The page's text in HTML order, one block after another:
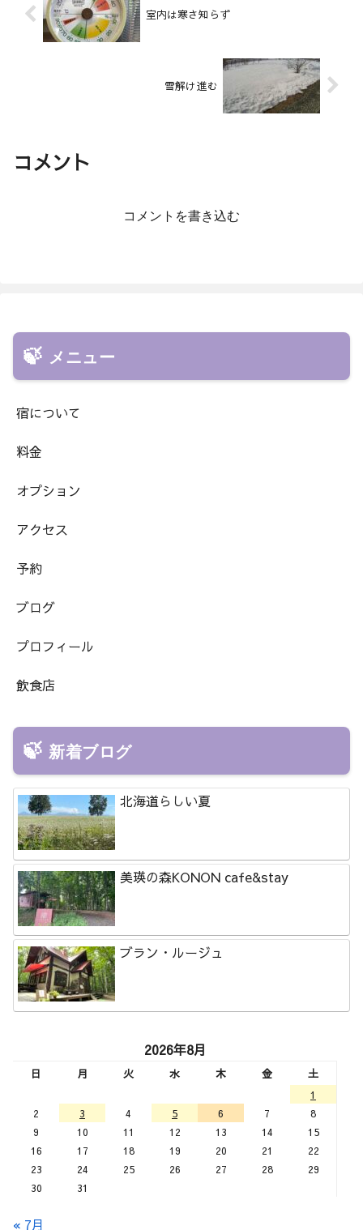
室内は寒さ知らず
雪解け進む
コメント
コメントを書き込む
メニュー
宿について
料金
オプション
アクセス
予約
ブログ
プロフィール
飲食店
新着ブログ
北海道らしい夏
美瑛の森KONON cafe&stay
ブラン・ルージュ
2026年8月
日 月 火 水 木 金
土
1
2
3 4 5 6 7
8
9
10 11 12 13 14
15
16
17 18 19 20 21
22
23
24 25 26 27 28
29
30
31
« 7月